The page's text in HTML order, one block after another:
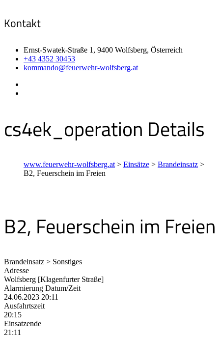
Kontakt
Ernst-Swatek-Straße 1, 9400 Wolfsberg, Österreich
+43 4352 30453
kommando@feuerwehr-wolfsberg.at
cs4ek_operation Details
www.feuerwehr-wolfsberg.at > Einsätze > Brandeinsatz >
B2, Feuerschein im Freien
B2, Feuerschein im Freien
Brandeinsatz > Sonstiges
Adresse
Wolfsberg [Klagenfurter Straße]
Alarmierung Datum/Zeit
24.06.2023 20:11
Ausfahrtszeit
20:15
Einsatzende
21:11